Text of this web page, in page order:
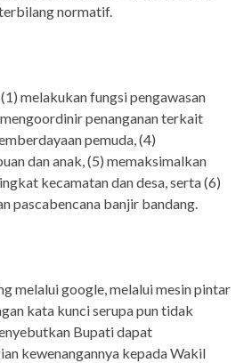
normatif.
melakukan fungsi pengawasan
penanganan terkait
pemuda, (4)
dan anak, (5) memaksimalkan
kecamatan dan desa, serta (6)
pascabencana banjir bandang.
melalui google, melalui mesin pintar
kata kunci serupa pun tidak
Bupati dapat
kewenangannya kepada Wakil